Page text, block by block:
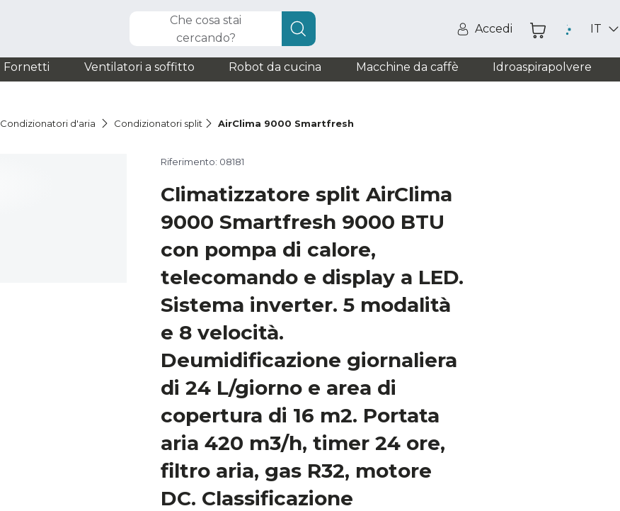
Che cosa stai
cercando?
Accedi IT
Fornetti Ventilatori a soffitto Robot da cucina Macchine da caffè Idroaspirapolvere
Condizionatori d'aria Condizionatori split AirClima 9000 Smartfresh
Riferimento: 08181
Climatizzatore split AirClima
9000 Smartfresh 9000 BTU
con pompa di calore,
telecomando e display a LED.
Sistema inverter. 5 modalità
e 8 velocità.
Deumidificazione giornaliera
di 24 L/giorno e area di
copertura di 16 m2. Portata
aria 420 m3/h, timer 24 ore,
filtro aria, gas R32, motore
DC. Classificazione